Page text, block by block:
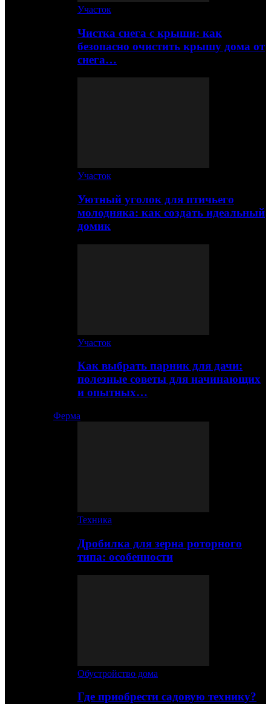
Участок
Чистка снега с крыши: как
безопасно очистить крышу дома от
снега…
Участок
Уютный уголок для птичьего
молодняка: как создать идеальный
домик
Участок
Как выбрать парник для дачи:
полезные советы для начинающих
и опытных…
Ферма
Техника
Дробилка для зерна роторного
типа: особенности
Обустройство дома
Где приобрести садовую технику?